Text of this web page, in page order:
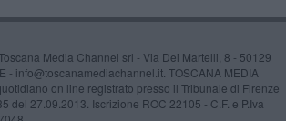
Media Channel srl - Via Dei Martelli, 8 - 50129
- info@toscanamediachannel.it. TOSCANA MEDIA
on line registrato presso il Tribunale di Firenze
del 27.09.2013. Iscrizione ROC 22105 - C.F. e P.Iva